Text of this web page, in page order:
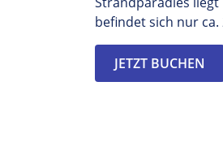
befindet sich nur
JETZT BUCHEN